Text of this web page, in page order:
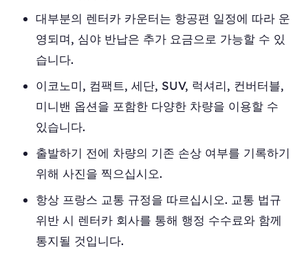
대부분의 렌터카 카운터는 항공편 일정에 따라 운
영되며, 심야 반납은 추가 요금으로 가능할 수 있
습니다.
이코노미, 컴팩트, 세단, SUV, 럭셔리, 컨버터블,
미니밴 옵션을 포함한 다양한 차량을 이용할 수
있습니다.
출발하기 전에 차량의 기존 손상 여부를 기록하기
위해 사진을 찍으십시오.
항상 프랑스 교통 규정을 따르십시오. 교통 법규
위반 시 렌터카 회사를 통해 행정 수수료와 함께
통지될 것입니다.